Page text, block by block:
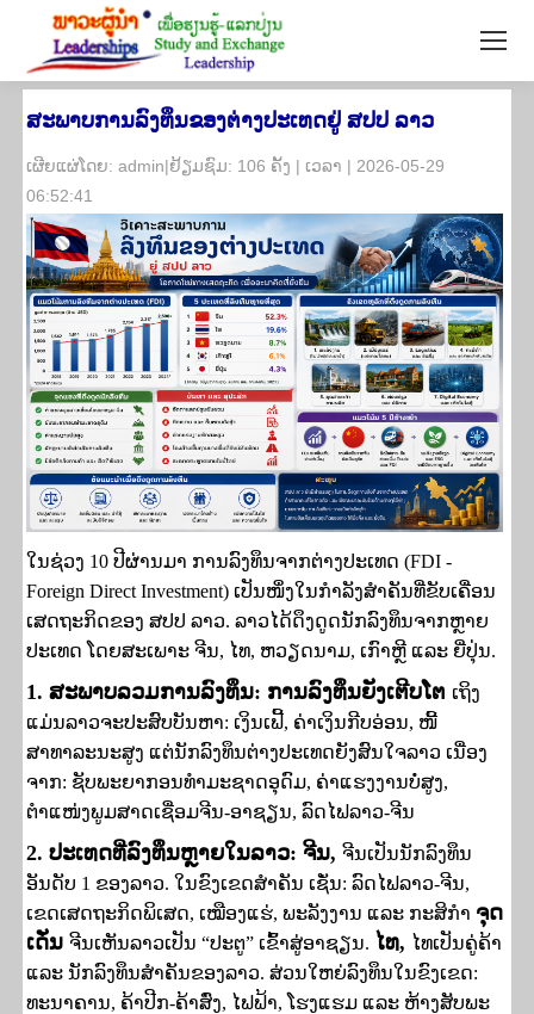
ສະພາບການລົງທຶນຂອງຕ່າງປະເທດຢູ່ ສປປ ລາວ
​ເຜີຍ​ແຜ່​ໂດຍ: admin|ຢ້ຽມ​ຊົມ: 106 ຄັ້ງ | ເວ​ລາ | 2026-05-29
06:52:41
ໃນຊ່ວງ 10 ປີຜ່ານມາ ການລົງທຶນຈາກຕ່າງປະເທດ (FDI -
Foreign Direct Investment) ເປັນໜຶ່ງໃນກຳລັງສຳຄັນທີ່ຂັບເຄື່ອນ
ເສດຖະກິດຂອງ ສປປ ລາວ. ລາວໄດ້ດຶງດູດນັກລົງທຶນຈາກຫຼາຍ
ປະເທດ ໂດຍສະເພາະ ຈີນ, ໄທ, ຫວຽດນາມ, ເກົາຫຼີ ແລະ ຍີ່ປຸ່ນ.
1. ສະພາບລວມການລົງທຶນ: ການລົງທຶນຍັງເຕີບໂຕ ເຖິງ
ແມ່ນລາວຈະປະສົບບັນຫາ: ເງິນເຟີ້, ຄ່າເງິນກີບອ່ອນ, ໜີ້
ສາທາລະນະສູງ ແຕ່ນັກລົງທຶນຕ່າງປະເທດຍັງສົນໃຈລາວ ເນື່ອງ
ຈາກ: ຊັບພະຍາກອນທຳມະຊາດອຸດົມ, ຄ່າແຮງງານບໍ່ສູງ,
ຕຳແໜ່ງພູມສາດເຊື່ອມຈີນ-ອາຊຽນ, ລົດໄຟລາວ-ຈີນ
2. ປະເທດທີ່ລົງທຶນຫຼາຍໃນລາວ: ຈີນ, ຈີນເປັນນັກລົງທຶນ
ອັນດັບ 1 ຂອງລາວ. ໃນ​ຂົງ​ເຂດ​ສຳ​ຄັນ ເຊັ່ນ: ລົດໄຟລາວ-ຈີນ,
ເຂດເສດຖະກິດພິເສດ, ເໝືອງແຮ່, ພະລັງງານ ແລະ ກະ​ສິ​ກຳ ຈຸດ
ເດັ່ນ ຈີນເຫັນລາວເປັນ “ປະຕູ” ເຂົ້າສູ່ອາຊຽນ. ໄທ, ໄທເປັນຄູ່ຄ້າ
ແລະ ນັກລົງທຶນສຳຄັນຂອງລາວ. ສ່ວນ​ໃຫຍ່​ລົງ​ທຶນ​ໃນ​ຂົງ​ເຂດ:
ທະນາຄານ, ຄ້າປີກ-ຄ້າສົ່ງ, ໄຟຟ້າ, ໂຮງແຮມ ແລະ ຫ້າງສັບພະ